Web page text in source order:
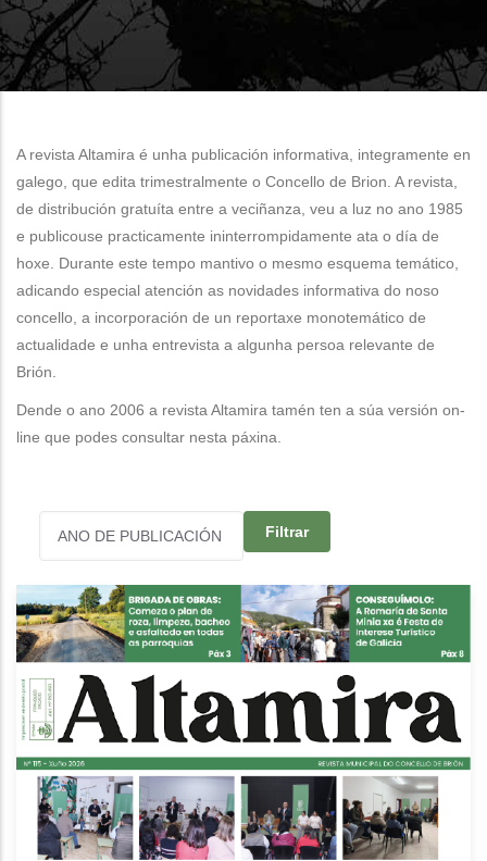
A revista Altamira é unha publicación informativa, integramente en
galego, que edita trimestralmente o Concello de Brion. A revista,
de distribución gratuíta entre a veciñanza, veu a luz no ano 1985
e publicouse practicamente ininterrompidamente ata o día de
hoxe. Durante este tempo mantivo o mesmo esquema temático,
adicando especial atención as novidades informativa do noso
concello, a incorporación de un reportaxe monotemático de
actualidade e unha entrevista a algunha persoa relevante de
Brión.
Dende o ano 2006 a revista Altamira tamén ten a súa versión on-
line que podes consultar nesta páxina.